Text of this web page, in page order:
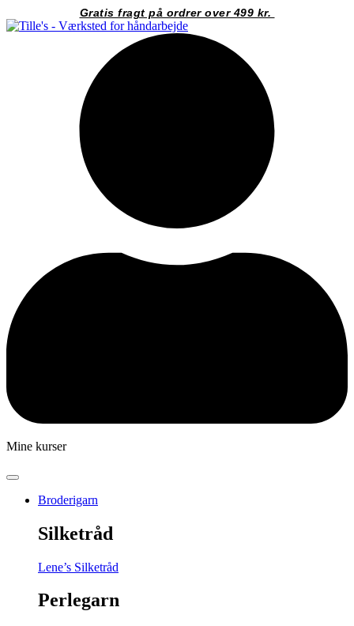
til
Gratis fragt på ordrer over 499 kr.
Mine kurser
Broderigarn
Silketråd
Lene’s Silketråd
Perlegarn